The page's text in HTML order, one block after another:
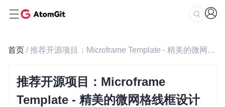
首页 / 推荐开源项目：Microframe Template - 精美的微网格线框设计模板
推荐开源项目：Microframe
Template - 精美的微网格线框设计